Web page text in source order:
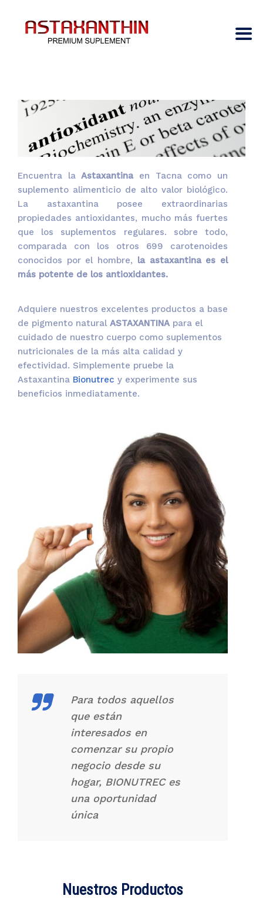
Encuentra laAstaxantinaen Tacna como un
suplemento alimenticio de alto valor biológico.
La astaxantina posee extraordinarias
propiedades antioxidantes, mucho más fuertes
que los suplementos regulares. sobre todo,
comparada con los otros 699 carotenoides
conocidos por el hombre, la astaxantina es el
más potente de los antioxidantes.
Adquiere nuestros excelentes productos a base
de pigmento natural ASTAXANTINApara el
cuidado de nuestro cuerpo como suplementos
nutricionales de la más alta calidad y
efectividad. Simplemente pruebe la
Astaxantina Bionutrec y experimente sus
beneficios inmediatamente.
Para todos aquellos
que están
interesados en
comenzar su propio
negocio desde su
hogar, BIONUTREC es
una oportunidad
única
Nuestros Productos